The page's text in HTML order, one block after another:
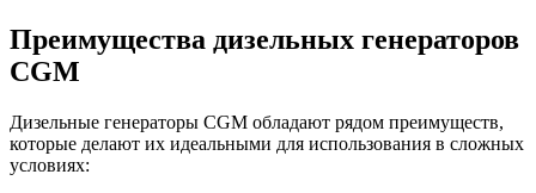
Преимущества дизельных генераторов
CGM
Дизельные генераторы CGM обладают рядом преимуществ,
которые делают их идеальными для использования в сложных
условиях: